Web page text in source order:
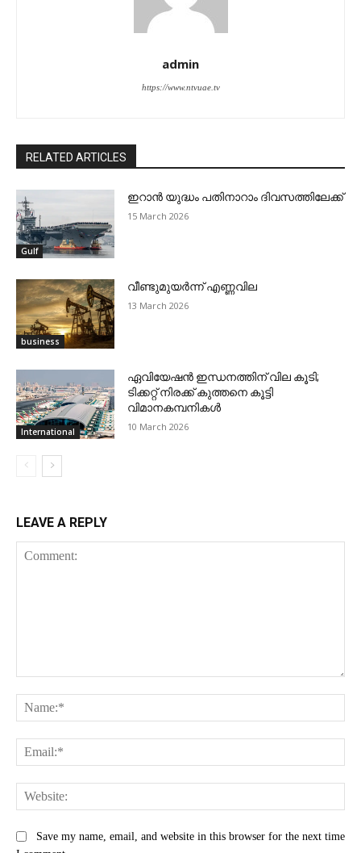
admin
https://www.ntvuae.tv
RELATED ARTICLES
Gulf
ഇറാന്‍ യുദ്ധം പതിനാറാം ദിവസത്തിലേക്ക്
15 March 2026
business
വീണ്ടുമുയര്‍ന്ന് എണ്ണവില
13 March 2026
International
ഏവിയേഷന്‍ ഇന്ധനത്തിന് വില കൂടി;
ടിക്കറ്റ് നിരക്ക് കുത്തനെ കൂട്ടി
വിമാനകമ്പനികള്‍
10 March 2026
LEAVE A REPLY
Save my name, email, and website in this browser for the next time